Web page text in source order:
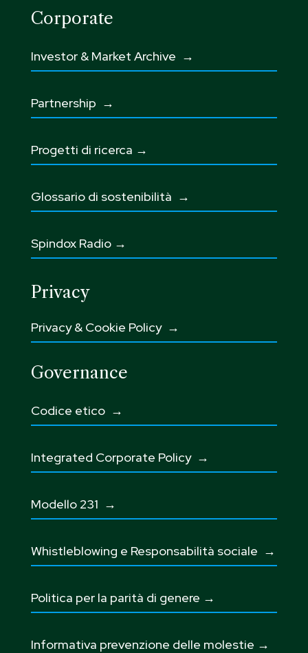
Corporate
Investor & Market Archive →
Partnership →
Progetti di ricerca →
Glossario di sostenibilità →
Spindox Radio →
Privacy
Privacy & Cookie Policy →
Governance
Codice etico →
Integrated Corporate Policy →
Modello 231 →
Whistleblowing e Responsabilità sociale →
Politica per la parità di genere →
Informativa prevenzione delle molestie →